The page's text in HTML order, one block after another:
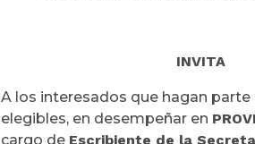
INVITA
A los interesados que hagan parte
elegibles, en desempeñar en
cargo de Escribiente de la